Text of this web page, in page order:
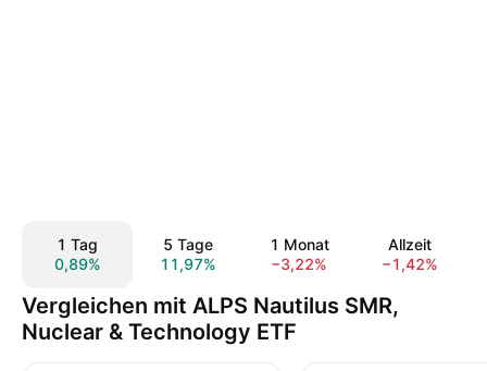
1 Tag
0,89%
5 Tage
11,97%
1 Monat
−3,22%
Allzeit
−1,42%
Vergleichen mit ALPS Nautilus SMR,
Nuclear & Technology ETF